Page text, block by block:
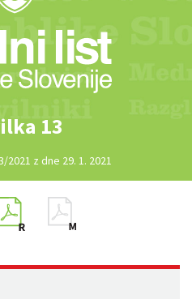
13
2021 z dne 29. 1. 2021